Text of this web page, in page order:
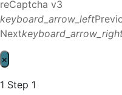
reCaptcha v3
keyboard_arrow_left
Next
×
1 Step 1